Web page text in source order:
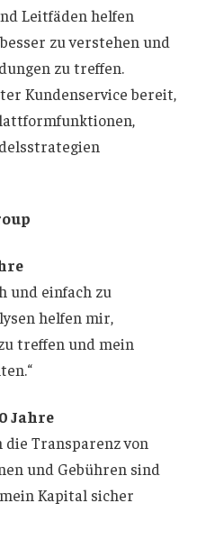
Leitfäden helfen
zu verstehen und
zu treffen.
Kundenservice bereit,
und einfach zu
helfen mir,
treffen und mein
Jahre
die Transparenz von
und Gebühren sind
Kapital sicher